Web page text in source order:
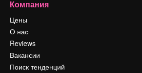
Компания
Цены
О нас
Reviews
Вакансии
Поиск тенденций